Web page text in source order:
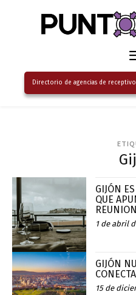
Directorio de agencias de
GIJÓN
QUE
1 de abril
GIJÓN
15 de